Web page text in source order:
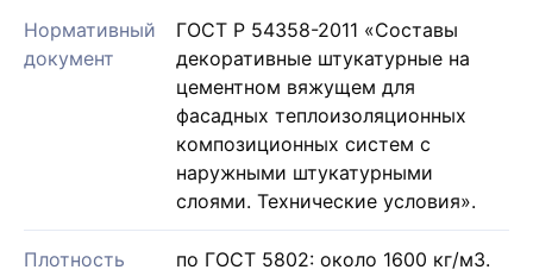
Нормативный
документ
ГОСТ Р 54358-2011 «Составы
декоративные штукатурные на
цементном вяжущем для
фасадных теплоизоляционных
композиционных систем с
наружными штукатурными
слоями. Технические условия».
Плотность по ГОСТ 5802: около 1600 кг/м3.